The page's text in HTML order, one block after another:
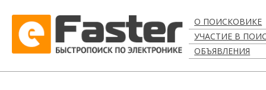
О ПОИСКОВИКЕ
УЧАСТИЕ В
ОБЪЯВЛЕНИЯ